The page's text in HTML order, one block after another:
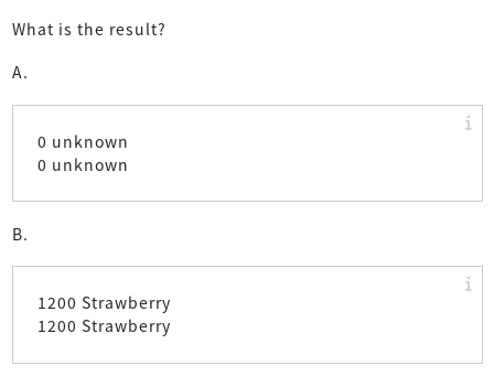
What is the result?
A.
0 unknown
0 unknown
B.
1200 Strawberry
1200 Strawberry